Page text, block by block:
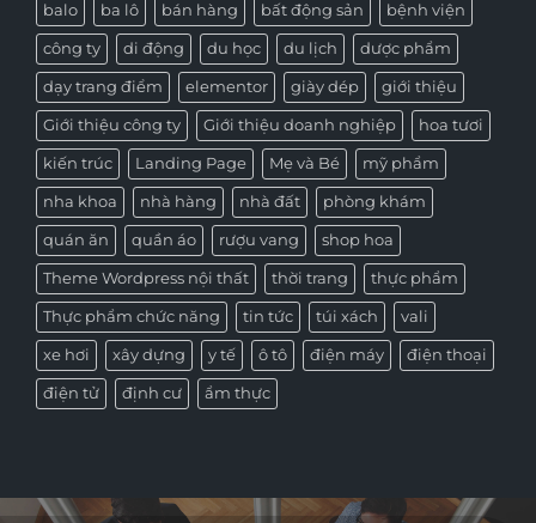
balo ba lô bán hàng bất động sản bệnh viện
công ty di động du học du lịch dược phẩm
dạy trang điểm elementor giày dép giới thiệu
Giới thiệu công ty Giới thiệu doanh nghiệp hoa tươi
kiến trúc Landing Page Mẹ và Bé mỹ phẩm
nha khoa nhà hàng nhà đất phòng khám
quán ăn quần áo rượu vang shop hoa
Theme Wordpress nội thất thời trang thực phẩm
Thực phẩm chức năng tin tức túi xách vali
xe hơi xây dựng y tế ô tô điện máy điện thoại
điện tử định cư ẩm thực